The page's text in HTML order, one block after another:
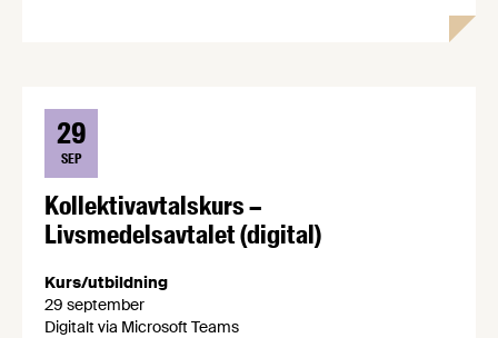
Kollektivavtalskurs –
Livsmedelsavtalet (digital)
29
SEP
Kurs/utbildning
29 september
Digitalt via Microsoft Teams